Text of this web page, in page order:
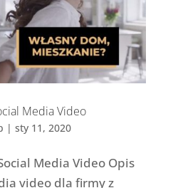
Media Video
| sty 11, 2020
Media Video Opis
video dla firmy z